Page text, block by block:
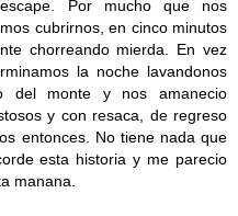
Por mucho que nos
cubrirnos, en cinco minutos
chorreando mierda. En vez
la noche lavandonos
del monte y nos amanecio
y con resaca, de regreso
entonces. No tiene nada que
esta historia y me parecio
manana.